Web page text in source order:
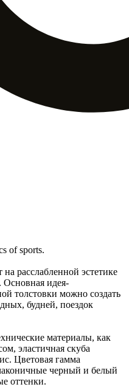
of sports.
расслабленной эстетике
идея-
толстовки можно создать
будней, поездок
материалы, как
эластичная скуба
Цветовая гамма
черный и белый
оттенки.